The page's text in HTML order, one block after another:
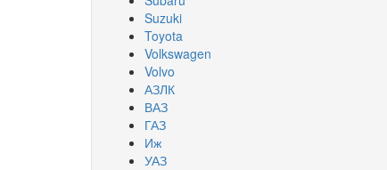
Suzuki
Toyota
Volkswagen
Volvo
АЗЛК
ВАЗ
ГАЗ
Иж
УАЗ